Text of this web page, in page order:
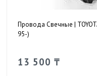
Провода Свечные |
95-)
13 500 ₸